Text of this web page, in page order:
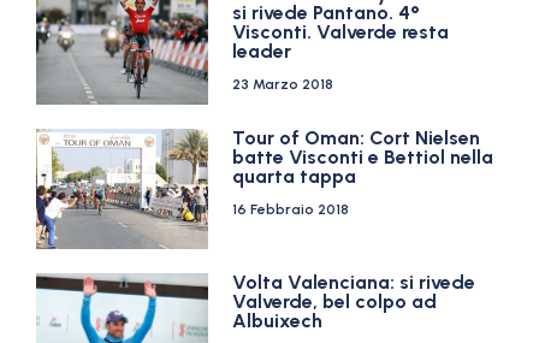
si rivede Pantano. 4°
Visconti. Valverde resta
leader
23 Marzo 2018
Tour of Oman: Cort Nielsen
batte Visconti e Bettiol nella
quarta tappa
16 Febbraio 2018
Volta Valenciana: si rivede
Valverde, bel colpo ad
Albuixech